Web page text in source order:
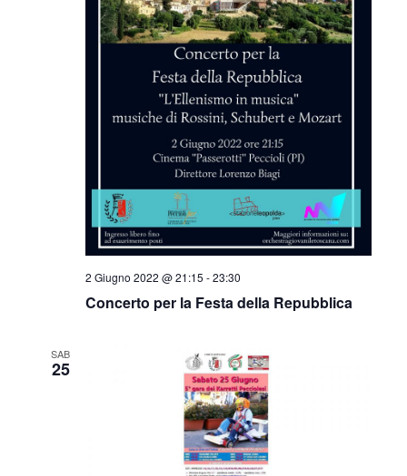
2 Giugno 2022 @ 21:15 -23:30
Concerto per la Festa della Repubblica
SAB
25